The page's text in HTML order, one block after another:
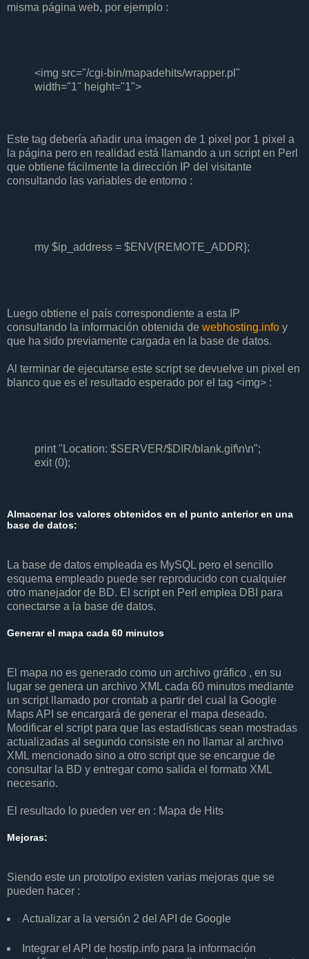
misma página web, por ejemplo :
<img src="/cgi-bin/mapadehits/wrapper.pl"
width="1" height="1">
Este tag debería añadir una imagen de 1 pixel por 1 pixel a
la página pero en realidad está llamando a un script en Perl
que obtiene fácilmente la dirección IP del visitante
consultando las variables de entorno :
my $ip_address = $ENV{REMOTE_ADDR};
Luego obtiene el país correspondiente a esta IP
consultando la información obtenida de webhosting.info y
que ha sido previamente cargada en la base de datos.
Al terminar de ejecutarse este script se devuelve un pixel en
blanco que es el resultado esperado por el tag <img> :
print "Location: $SERVER/$DIR/blank.gif\n\n";
exit (0);
Almacenar los valores obtenidos en el punto anterior en una
base de datos:
La base de datos empleada es MySQL pero el sencillo
esquema empleado puede ser reproducido con cualquier
otro manejador de BD. El script en Perl emplea DBI para
conectarse a la base de datos.
Generar el mapa cada 60 minutos
El mapa no es generado como un archivo gráfico , en su
lugar se genera un archivo XML cada 60 minutos mediante
un script llamado por crontab a partir del cual la Google
Maps API se encargará de generar el mapa deseado.
Modificar el script para que las estadísticas sean mostradas
actualizadas al segundo consiste en no llamar al archivo
XML mencionado sino a otro script que se encargue de
consultar la BD y entregar como salida el formato XML
necesario.
El resultado lo pueden ver en : Mapa de Hits
Mejoras:
Siendo este un prototipo existen varias mejoras que se
pueden hacer :
Actualizar a la versión 2 del API de Google
Integrar el API de hostip.info para la información